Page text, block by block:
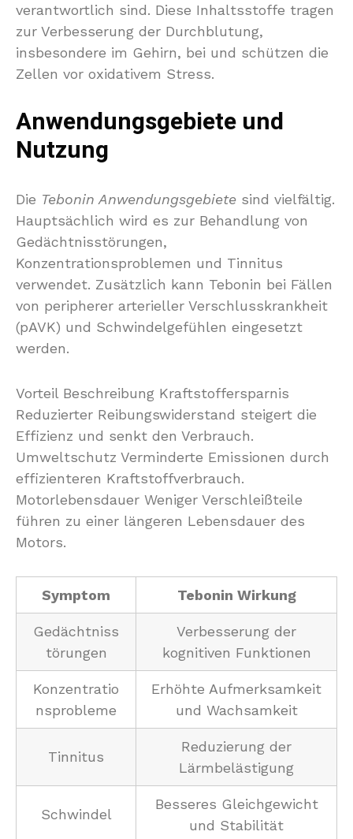
verantwortlich sind. Diese Inhaltsstoffe tragen
zur Verbesserung der Durchblutung,
insbesondere im Gehirn, bei und schützen die
Zellen vor oxidativem Stress.
Anwendungsgebiete und
Nutzung
Die Tebonin Anwendungsgebiete sind vielfältig.
Hauptsächlich wird es zur Behandlung von
Gedächtnisstörungen,
Konzentrationsproblemen und Tinnitus
verwendet. Zusätzlich kann Tebonin bei Fällen
von peripherer arterieller Verschlusskrankheit
(pAVK) und Schwindelgefühlen eingesetzt
werden.
Vorteil Beschreibung Kraftstoffersparnis
Reduzierter Reibungswiderstand steigert die
Effizienz und senkt den Verbrauch.
Umweltschutz Verminderte Emissionen durch
effizienteren Kraftstoffverbrauch.
Motorlebensdauer Weniger Verschleißteile
führen zu einer längeren Lebensdauer des
Motors.
Symptom Tebonin Wirkung
Gedächtniss
törungen
Verbesserung der
kognitiven Funktionen
Konzentratio
nsprobleme
Erhöhte Aufmerksamkeit
und Wachsamkeit
Tinnitus
Reduzierung der
Lärmbelästigung
Schwindel
Besseres Gleichgewicht
und Stabilität